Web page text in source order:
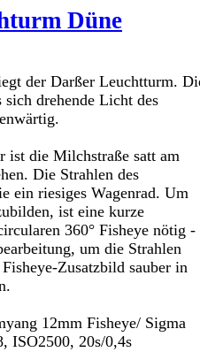
Düne
der Darßer Leuchtturm.
sich drehende Licht des
ist die Milchstraße satt am
Die Strahlen des
ein riesiges Wagenrad. Um
ist eine kurze
360° Fisheye nötig -
um die Strahlen
Zusatzbild sauber in
12mm Fisheye/ Sigma
ISO2500, 20s/0,4s